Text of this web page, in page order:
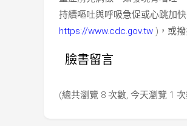
持續嘔吐與呼吸急促或心跳加
https://www.cdc.gov.tw )，或
臉書留言
(總共瀏覽 8 次數, 今天瀏覽 1